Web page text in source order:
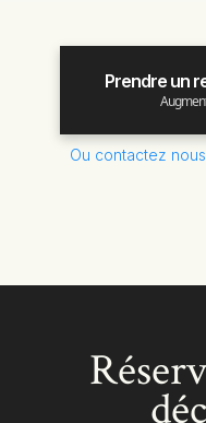
Prendre un
Ou contactez